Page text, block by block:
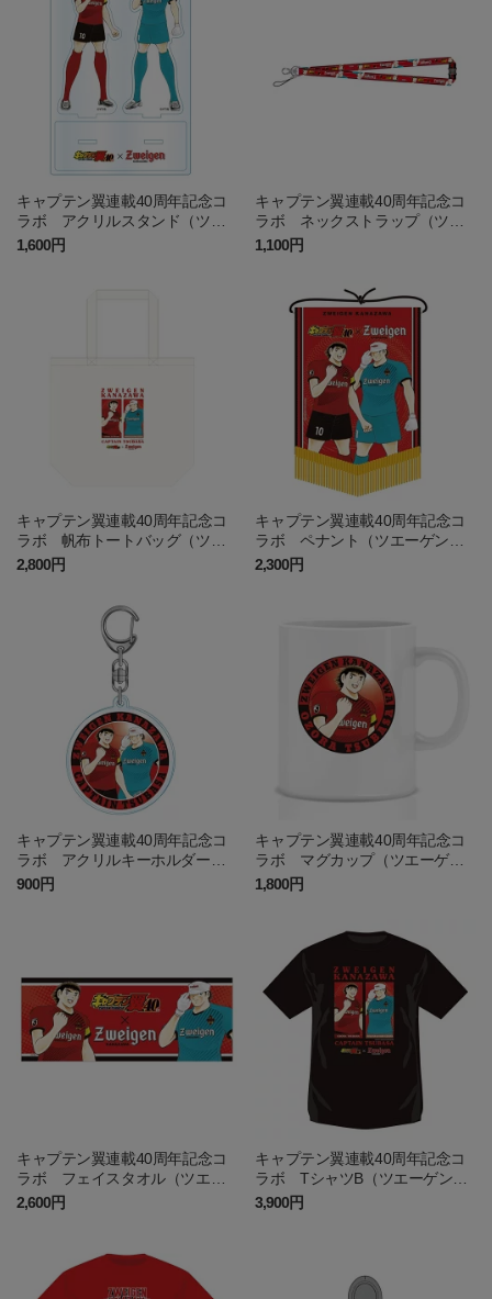
キャプテン翼連載40周年記念コ
ラボ アクリルスタンド（ツエ
ーゲン金沢）
1,600円
キャプテン翼連載40周年記念コ
ラボ ネックストラップ（ツエ
ーゲン金沢）
1,100円
キャプテン翼連載40周年記念コ
ラボ 帆布トートバッグ（ツエ
ーゲン金沢）
2,800円
キャプテン翼連載40周年記念コ
ラボ ペナント（ツエーゲン金
沢）
2,300円
キャプテン翼連載40周年記念コ
ラボ アクリルキーホルダー
（ツエーゲン金沢）
900円
キャプテン翼連載40周年記念コ
ラボ マグカップ（ツエーゲン
金沢）
1,800円
キャプテン翼連載40周年記念コ
ラボ フェイスタオル（ツエー
ゲン金沢）
2,600円
キャプテン翼連載40周年記念コ
ラボ TシャツB（ツエーゲン金
沢）
3,900円